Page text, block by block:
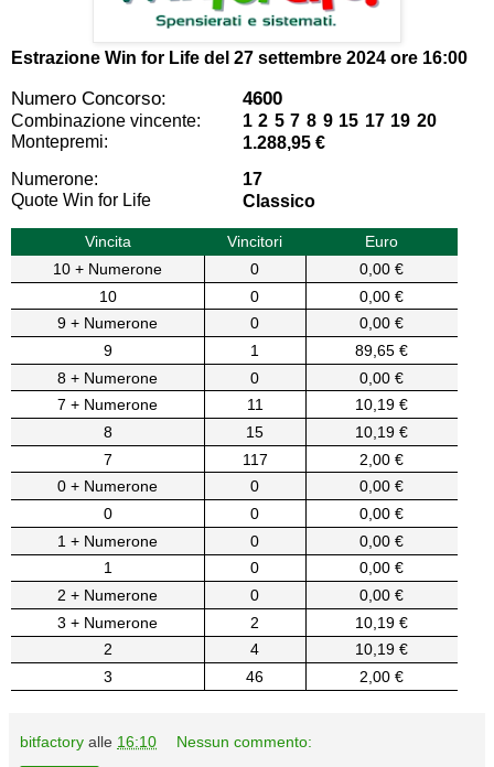
Estrazione Win for Life del 27 settembre 2024 ore 16:00
Numero Concorso: 4600
Combinazione vincente:
1 2 5 7 8 9 15 17 19 20
Montepremi:
1.288,95 €
Numerone:
17
Quote Win for Life
Classico
Vincita Vincitori
Euro
10 + Numerone
0
0,00 €
10
0
0,00 €
9 + Numerone
0
0,00 €
9
1
89,65 €
8 + Numerone
0
0,00 €
7 + Numerone
11
10,19 €
8
15
10,19 €
7
117
2,00 €
0 + Numerone
0
0,00 €
0
0
0,00 €
1 + Numerone
0
0,00 €
1
0
0,00 €
2 + Numerone
0
0,00 €
3 + Numerone
2
10,19 €
2
4
10,19 €
3
46 2,00 €
bitfactory alle 16:10 Nessun commento: